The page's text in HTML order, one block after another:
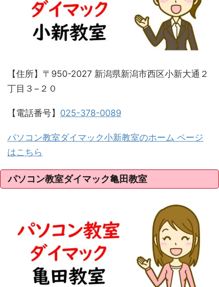
【住所】〒950-2027 新潟県新潟市西区小新大通２
丁目３−２０
【電話番号】 025-378-0089
パソコン教室ダイマック小新教室のホーム ページ
はこちら
パソコン教室ダイマック亀田教室